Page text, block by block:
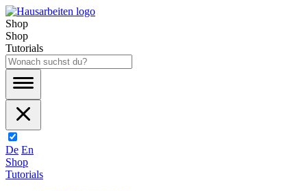
Shop
Shop
Tutorials
De En
Shop
Tutorials